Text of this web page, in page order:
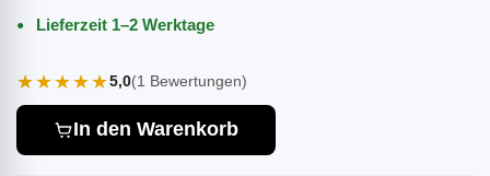
Lieferzeit 1–2 Werktage
★★★★★5,0(1 Bewertungen)
In den Warenkorb